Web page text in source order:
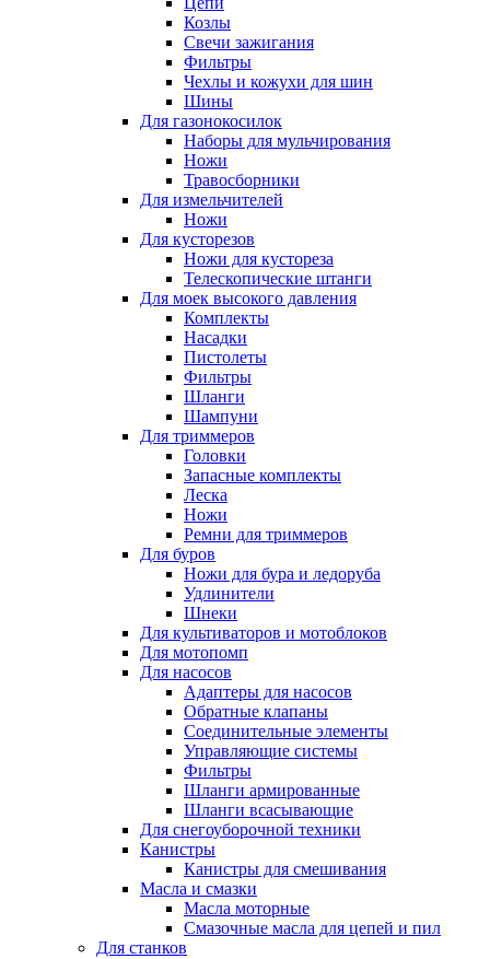
Козлы
Свечи зажигания
Фильтры
Чехлы и кожухи для шин
Шины
Для газонокосилок
Наборы для мульчирования
Ножи
Травосборники
Для измельчителей
Ножи
Для кусторезов
Ножи для кустореза
Телескопические штанги
Для моек высокого давления
Комплекты
Насадки
Пистолеты
Фильтры
Шланги
Шампуни
Для триммеров
Головки
Запасные комплекты
Леска
Ножи
Ремни для триммеров
Для буров
Ножи для бура и ледоруба
Удлинители
Шнеки
Для культиваторов и мотоблоков
Для мотопомп
Для насосов
Адаптеры для насосов
Обратные клапаны
Соединительные элементы
Управляющие системы
Фильтры
Шланги армированные
Шланги всасывающие
Для снегоуборочной техники
Канистры
Канистры для смешивания
Масла и смазки
Масла моторные
Смазочные масла для цепей и пил
Для станков